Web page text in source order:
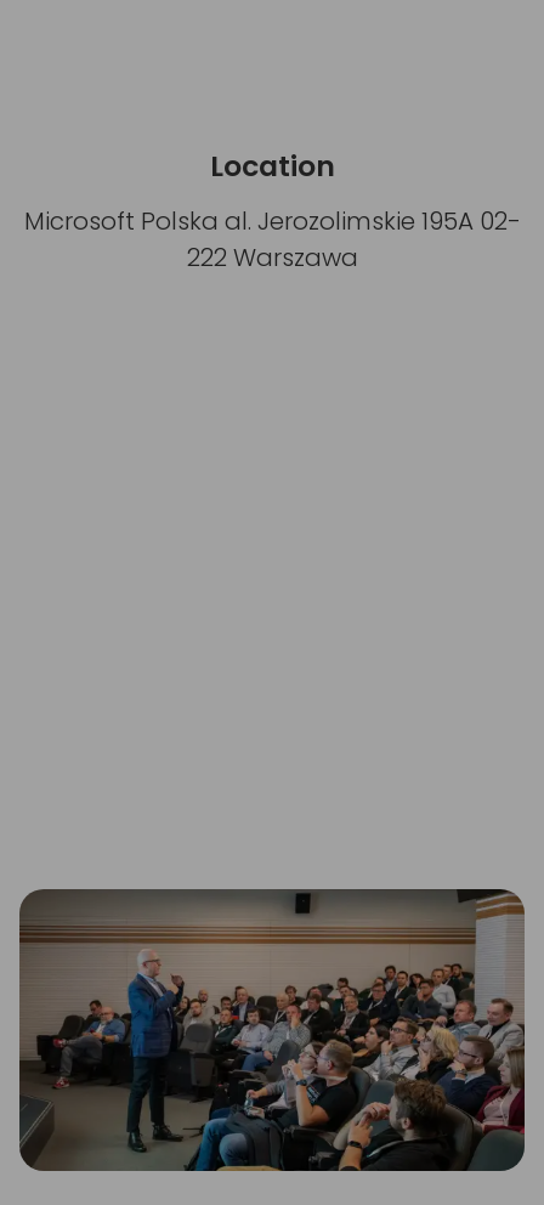
Location
Microsoft Polska al. Jerozolimskie 195A 02-
222 Warszawa